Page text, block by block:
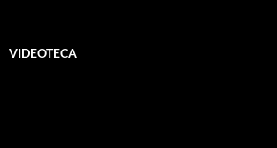
VIDEOTECA